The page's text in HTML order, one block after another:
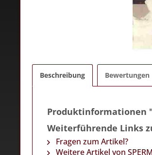
Beschreibung Bewertungen
Produktinformationen
Weiterführende Links zu
Fragen zum Artikel?
Weitere Artikel von